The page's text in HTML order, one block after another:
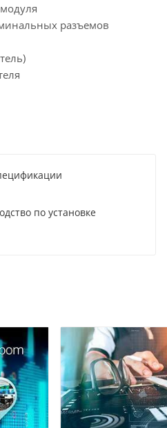
разъемов
по установке